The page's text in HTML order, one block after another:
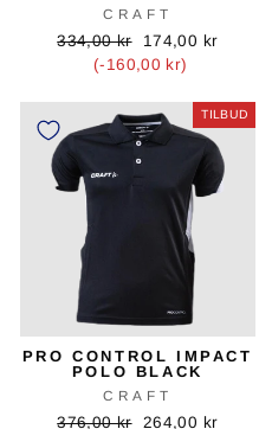
CRAFT
Oprindelig
334,00 kr Tilbudspris
174,00 kr
(-160,00 kr)
TILBUD
PRO CONTROL IMPACT
POLO BLACK
CRAFT
Oprindelig
376,00 kr Tilbudspris
264,00 kr